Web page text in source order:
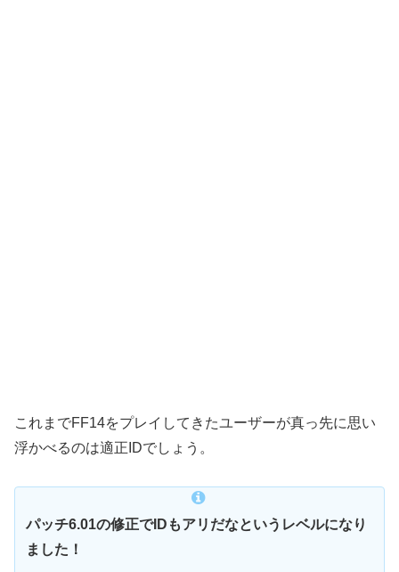
これまでFF14をプレイしてきたユーザーが真っ先に思い
浮かべるのは適正IDでしょう。
パッチ6.01の修正でIDもアリだなというレベルになり
ました！